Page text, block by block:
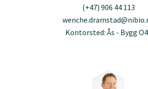
(+47) 906 44 113
Kontorsted: Ås - Bygg